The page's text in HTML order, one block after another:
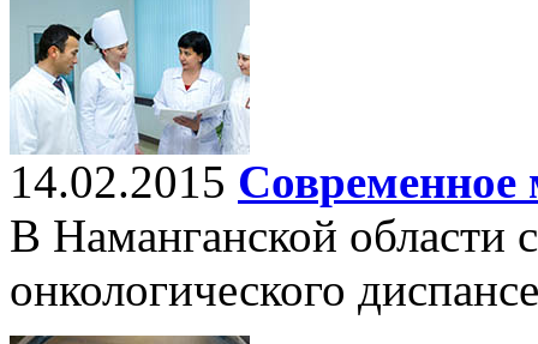
14.02.2015 Современное
В Наманганской области
онкологического